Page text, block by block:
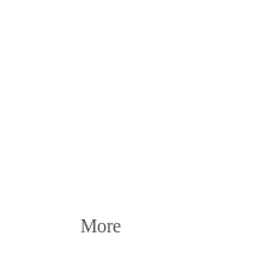
More